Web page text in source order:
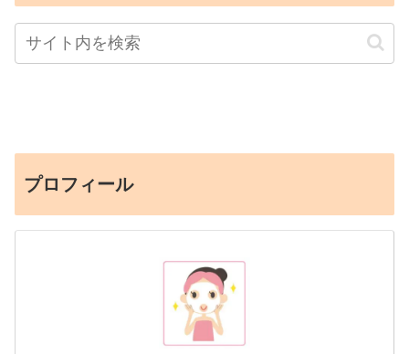
プロフィール